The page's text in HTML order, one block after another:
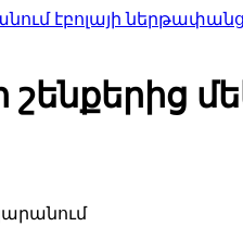
ներթափանցման